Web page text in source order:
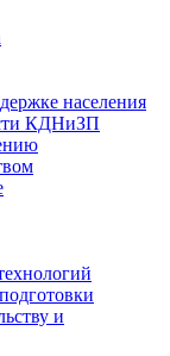
населения
КДНиЗП
и